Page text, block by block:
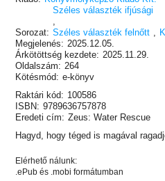
Sorozat:
Széles választék ifjúsági
Széles választék felnőtt
Megjelenés: 2025.12.05.
Árkötöttség kezdete: 2025.11.29.
Oldalszám: 264
Kötésmód: e-könyv
Raktári kód: 100586
ISBN: 9789636757878
Eredeti cím: Zeus: Water Rescue
Hagyd, hogy téged is magával
Elérhető nálunk:
.ePub és .mobi formátumban